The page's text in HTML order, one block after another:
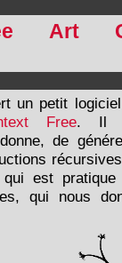
Art
un petit
Free. Il
de
est
qui nous